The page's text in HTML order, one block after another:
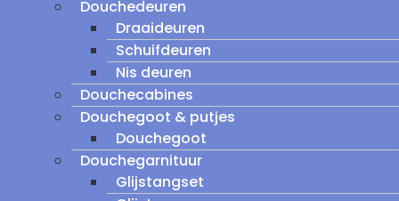
Douchedeuren
Draaideuren
Schuifdeuren
Nis deuren
Douchecabines
Douchegoot & putjes
Douchegoot
Douchegarnituur
Glijstangset